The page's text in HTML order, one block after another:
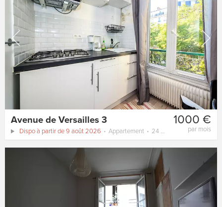
1000 €
par mois
Avenue de Versailles 3
Dispo à partir de 9 août 2026 Appartement 24 m²